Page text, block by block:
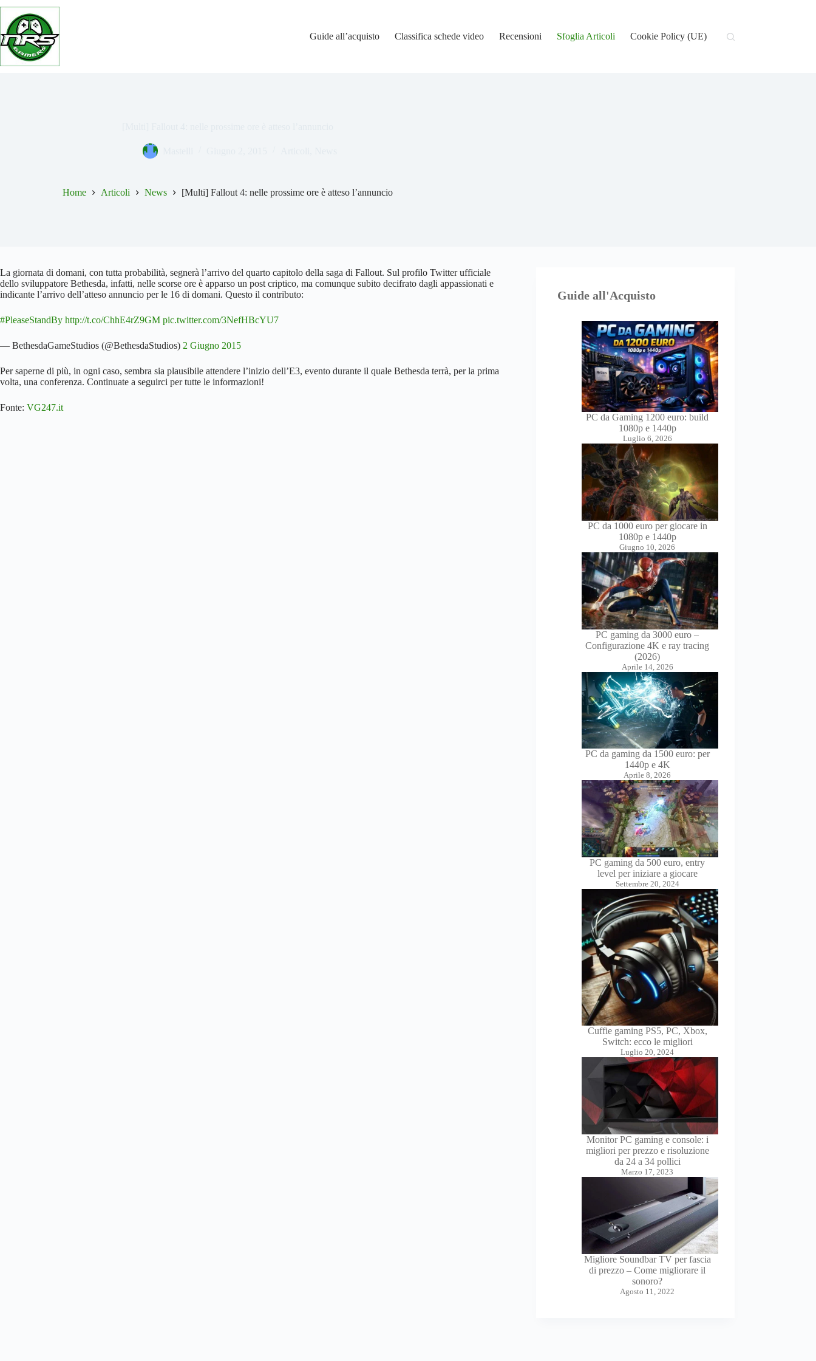
Salta
contenuto
Guide all’acquisto
Classifica schede video Recensioni Sfoglia Articoli Cookie Policy (UE)
Home Articoli News [Multi] Fallout 4: nelle prossime ore è atteso l’annuncio
La giornata di domani, con tutta probabilità, segnerà l’arrivo del quarto capitolo della saga di Fallout. Sul profilo Twitter ufficiale
dello sviluppatore Bethesda, infatti, nelle scorse ore è apparso un post criptico, ma comunque subito decifrato dagli appassionati e
indicante l’arrivo dell’atteso annuncio per le 16 di domani. Questo il contributo:
#PleaseStandBy http://t.co/ChhE4rZ9GM pic.twitter.com/3NefHBcYU7
— BethesdaGameStudios (@BethesdaStudios) 2 Giugno 2015
Per saperne di più, in ogni caso, sembra sia plausibile attendere l’inizio dell’E3, evento durante il quale Bethesda terrà, per la prima
volta, una conferenza. Continuate a seguirci per tutte le informazioni!
Fonte: VG247.it
Guide all'Acquisto
PC da Gaming 1200 euro: build
1080p e 1440p
Luglio 6, 2026
PC da 1000 euro per giocare in
1080p e 1440p
Giugno 10, 2026
PC gaming da 3000 euro –
Configurazione 4K e ray tracing
(2026)
Aprile 14, 2026
PC da gaming da 1500 euro: per
1440p e 4K
Aprile 8, 2026
PC gaming da 500 euro, entry
level per iniziare a giocare
Settembre 20, 2024
Cuffie gaming PS5, PC, Xbox,
Switch: ecco le migliori
Luglio 20, 2024
Monitor PC gaming e console: i
migliori per prezzo e risoluzione
da 24 a 34 pollici
Marzo 17, 2023
Migliore Soundbar TV per fascia
di prezzo – Come migliorare il
sonoro?
Agosto 11, 2022